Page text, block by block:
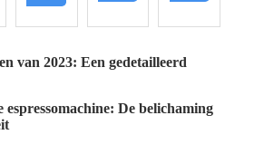
van 2023: Een gedetailleerd
espressomachine: De belichaming